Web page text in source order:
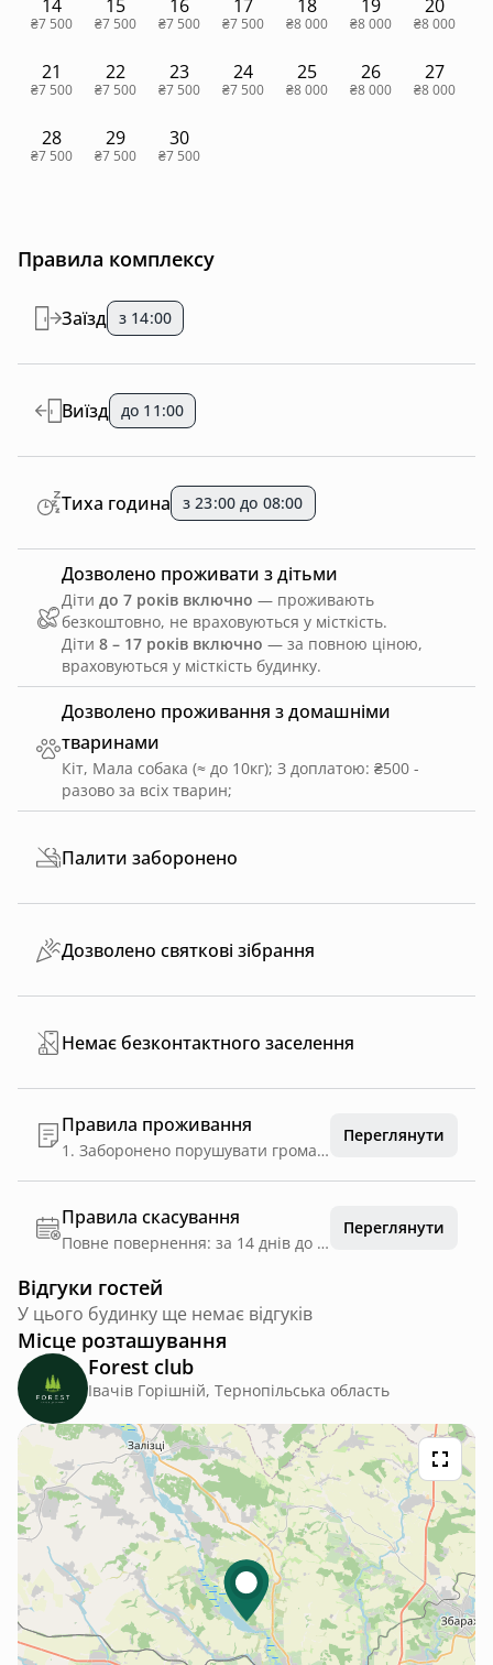
14
₴7 500
15
₴7 500
16
₴7 500
17
₴7 500
18
₴8 000
19
₴8 000
20
₴8 000
21
₴7 500
22
₴7 500
23
₴7 500
24
₴7 500
25
₴8 000
26
₴8 000
27
₴8 000
28
₴7 500
29
₴7 500
30
₴7 500
Правила комплексу
Дозволено проживання з домашніми
тваринами
Кіт, Мала собака (≈ до 10кг); З доплатою: ₴500 -
разово за всіх тварин;
Заїзд з 14:00
Виїзд до 11:00
Дозволено проживати з дітьми
Діти до 7 років включно — проживають
безкоштовно, не враховуються у місткість.
Діти 8 – 17 років включно — за повною ціною,
враховуються у місткість будинку.
Тиха година з 23:00 до 08:00
Палити заборонено
Дозволено святкові зібрання
Немає безконтактного заселення
Правила проживання
1. Заборонено порушувати громадський порядок та спокій інших гостей. 2. Режим тиші на території з 23:00 до 8:00. 3. На території ведеться відеоспостереження. 4. Заборонено вмикати російськомовну музику та музику російських виконавців. 5. Знижка учасникам бойових дій -15%. 6. В приміщеннях заборонено палити сигарети, кальян, електронні сигарети та т.п. 7. При поселенні контактній особі необхідно пред'явити документи (паспорт або посвідчення водія). 8. Заселення з 14:00, виселення до 11:00. 9. Час перебування у альтанках - з 11:00 до 23:00. 10. Під час перебування усі гості мають одягнути браслети, видані адміністратором. 11. Користування басейном входить у вартість оренди будинків, альтанок та лазні. Заборонено споживати їжу та напої в басейні та близькості до нього. Домашнім улюбленцям купатись в басейні заборонено. 12. Господарі несуть відповідальність за майно, пошкоджене улюбленцями, відповідають за гігієну та поведінку тварин. 13. Адміністрація клубу FOREST не несе відповідальність за втрату або пошкодження особистих речей та цінностей. 14. У разі пошкодження майна клубу, гості несуть повне матеріальне відшкодування вартості пошкоджених речей чи обладнання. 15. При злісному недотриманні правил гості будуть змушені покинути територію клубу.
Переглянути
Правила скасування
Повне повернення: за 14 днів до дати заїзду
Переглянути
Відгуки гостей
У цього будинку ще немає відгуків
Місце розташування
Forest club
Івачів Горішній, Тернопільська область